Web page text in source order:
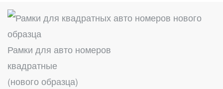
Рамки для авто номеров
квадратные
(нового образца)